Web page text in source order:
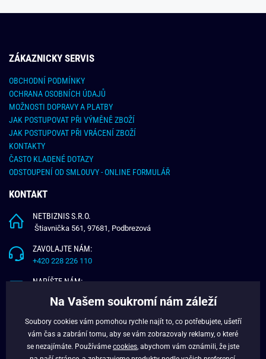
ZÁKAZNICKY SERVIS
OBCHODNÍ PODMÍNKY
OCHRANA OSOBNÍCH ÚDAJŮ
MOŽNOSTI DOPRAVY A PLATBY
JAK POSTUPOVAT PŘI VÝMĚNĚ ZBOŽÍ
JAK POSTUPOVAT PŘI VRÁCENÍ ZBOŽÍ
KONTAKTY
ČASTO KLADENÉ DOTAZY
ODSTOUPENÍ OD SMLOUVY - ONLINE FORMULÁŘ
KONTAKT
NETBIZNIS S.R.O.
Štiavnička 561, 97681, Podbrezová
ZAVOLAJTE NÁM:
+420 228 226 110
NAPÍŠTE NÁM:
O NÁS
VĚRNOSTNÍ PROGRAM
Na Vašem soukromí nám záleží
Soubory cookies vám pomohou rychle najít to, co potřebujete, ušetří
vám čas a zabrání tomu, aby se vám zobrazovaly reklamy, o které
se nezajímáte. Používáme cookies , abychom vám oznámili, že jste